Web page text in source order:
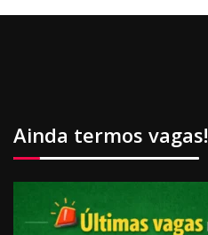
Ainda termos vagas!